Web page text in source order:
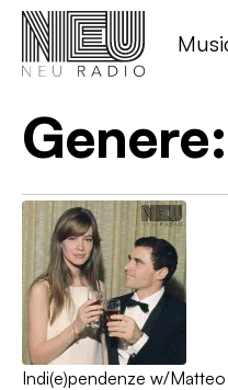
Genere:
Indi(e)pendenze w/